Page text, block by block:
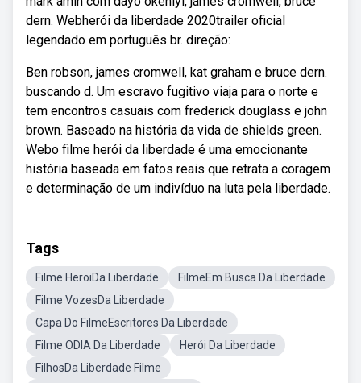
dern. Webherói da liberdade 2020trailer oficial
legendado em português br. direção:
Ben robson, james cromwell, kat graham e bruce dern.
buscando d. Um escravo fugitivo viaja para o norte e
tem encontros casuais com frederick douglass e john
brown. Baseado na história da vida de shields green.
Webo filme herói da liberdade é uma emocionante
história baseada em fatos reais que retrata a coragem
e determinação de um indivíduo na luta pela liberdade.
Tags
Filme HeroiDa Liberdade
FilmeEm Busca Da Liberdade
Filme VozesDa Liberdade
Capa Do FilmeEscritores Da Liberdade
Filme ODIA Da Liberdade
Herói Da Liberdade
FilhosDa Liberdade Filme